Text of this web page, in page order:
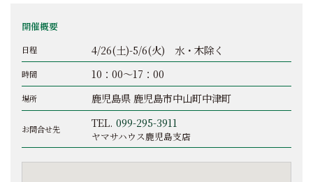
開催概要
日程 4/26(土)-5/6(火) 水・木除く
時間 10：00～17：00
場所 鹿児島県 鹿児島市中山町中津町
お問合せ先 TEL. 099-295-3911
ヤマサハウス鹿児島支店